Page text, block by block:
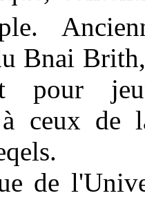
Bnai
pour
à ceux de
de